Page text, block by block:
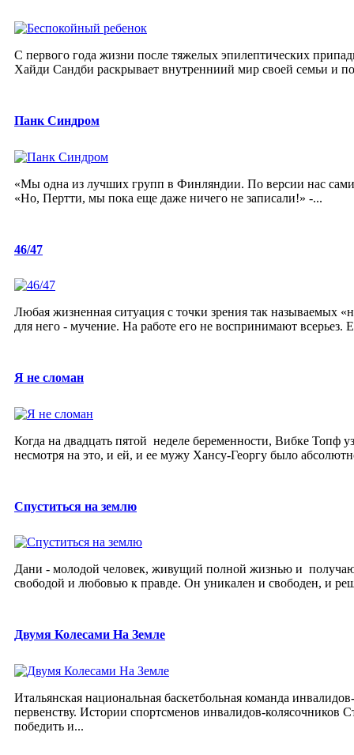
С первого года жизни после тяжелых эпилептических
Хайди Сандби раскрывает внутренниий мир своей семьи и
Панк Синдром
«Мы одна из лучших групп в Финляндии. По версии нас
«Но, Пертти, мы пока еще даже ничего не записали!» -...
46/47
Любая жизненная ситуация с точки зрения так называемых
для него - мучение. На работе его не воспринимают всерьез.
Я не сломан
Когда на двадцать пятой неделе беременности, Вибке Топф
несмотря на это, и ей, и ее мужу Хансу-Георгу было
Спуститься на землю
Дани - молодой человек, живущий полной жизнью и
свободой и любовью к правде. Он уникален и свободен, и
Двумя Колесами На Земле
Итальянская национальная баскетбольная команда
первенству. Истории спортсменов инвалидов-
победить и...